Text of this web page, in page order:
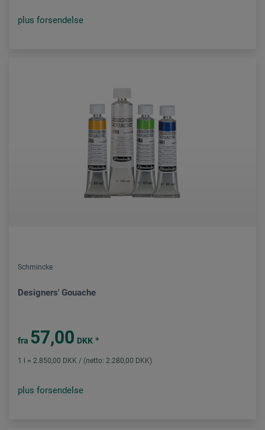
plus forsendelse
Schmincke
Designers' Gouache
fra 57,00 DKK *
1 l = 2.850,00 DKK / (netto: 2.280,00 DKK)
plus forsendelse